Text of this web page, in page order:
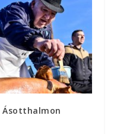
Ásotthalmon